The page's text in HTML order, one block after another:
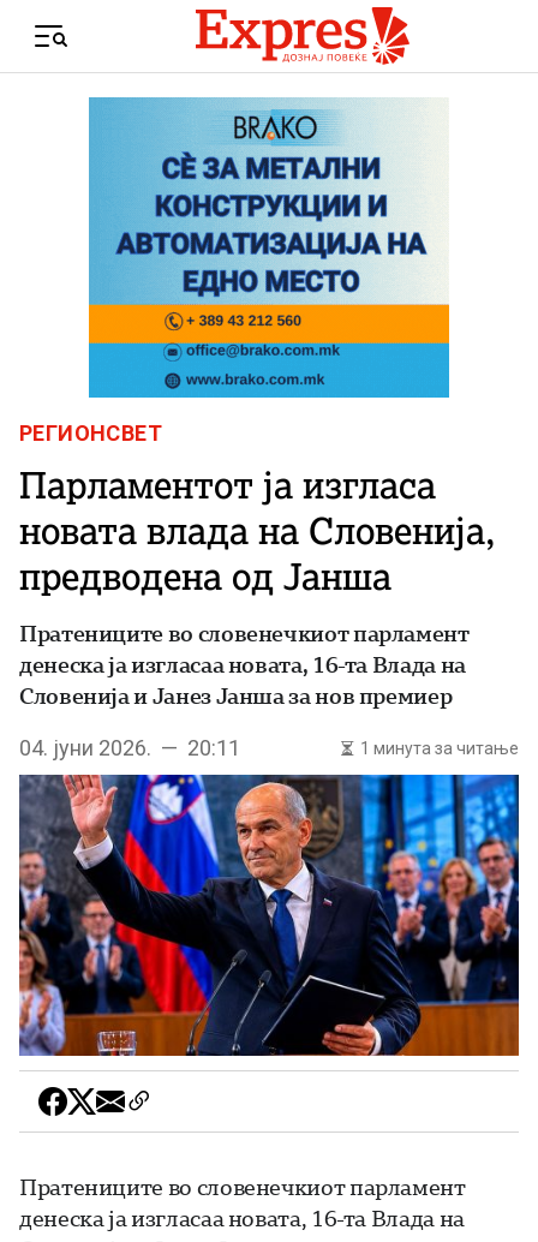
Menu
РЕГИОНСВЕТ
Парламентот ја изгласа
новата влада на Словенија,
предводена од Јанша
Пратениците во словенечкиот парламент
денеска ја изгласаа новата, 16-та Влада на
Словенија и Јанез Јанша за нов премиер
04. јуни 2026. — 20:11 1 минута за читање
Пратениците во словенечкиот парламент
денеска ја изгласаа новата, 16-та Влада на